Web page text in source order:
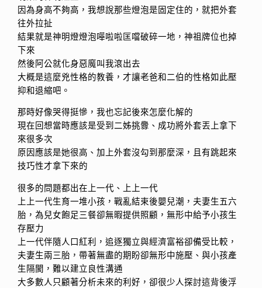
因為身高不夠高，我想說那些燈泡是固定住的，就把外套
往外拉扯
結果就是神明燈燈泡嘩啦啦匡噹破碎一地，神祖牌位也掉
下來
然後阿公就化身惡魔叫我滾出去
大概是這麼兇性格的教養，才讓老爸和二伯的性格如此壓
抑和退縮吧。
那時好像哭得挺慘，我也忘記後來怎麼化解的
現在回想當時應該是受到二姊挑釁、成功將外套丟上拿下
來很多次
原因應該是她很高、加上外套沒勾到那麼深，且有跳起來
技巧性才拿下來的
很多的問題都出在上一代、上上一代
上上一代生育一堆小孩，戰亂結束後嬰兒潮，夫妻生五六
胎，為兒女飽足三餐卻無暇提供照顧，無形中給予小孩生
存壓力
上一代伴隨人口紅利，追逐獨立與經濟富裕卻備受比較，
夫妻生兩三胎，帶著無盡的期盼卻無形中施壓、與小孩產
生隔閡，難以建立良性溝通
大多數人只顧著分析未來的利好，卻很少人探討這背後浮